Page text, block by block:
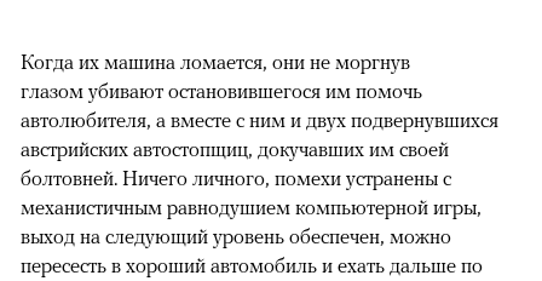
Когда их машина ломается, они не моргнув
глазом убивают остановившегося им помочь
автолюбителя, а вместе с ним и двух подвернувшихся
австрийских автостопщиц, докучавших им своей
болтовней. Ничего личного, помехи устранены с
механистичным равнодушием компьютерной игры,
выход на следующий уровень обеспечен, можно
пересесть в хороший автомобиль и ехать дальше по